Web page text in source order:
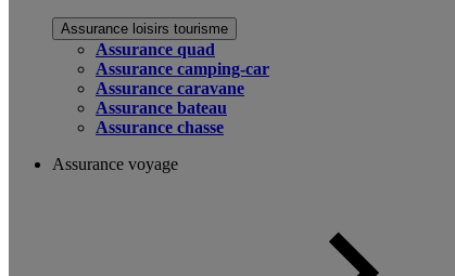
Assurance loisirs tourisme
Assurance quad
Assurance camping-car
Assurance caravane
Assurance bateau
Assurance chasse
Assurance voyage